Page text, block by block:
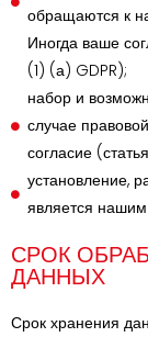
обращаются к
Иногда ваше
(1) (а) GDPR);
набор и
случае
согласие
установление,
является
СРОК
ДАННЫХ
Срок хранения